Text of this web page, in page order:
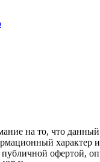
на то, что данный
характер
публичной офертой,